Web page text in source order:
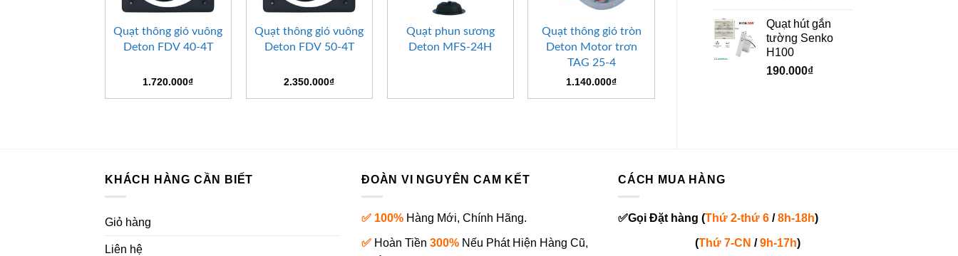
Quạt hút gắn
tường Senko
H100
190.000₫
Quạt thông gió vuông
Deton FDV 40-4T
1.720.000₫
Quạt thông gió vuông
Deton FDV 50-4T
2.350.000₫
Quạt phun sương
Deton MFS-24H
Quạt thông gió tròn
Deton Motor trơn
TAG 25-4
1.140.000₫
Quạt thông gió vuông
Deton FAG 25-4T
KHÁCH HÀNG CẦN BIẾT
Giỏ hàng
Liên hệ
ĐOÀN VI NGUYÊN CAM KẾT
✅ 100% Hàng Mới, Chính Hãng.
✅ Hoàn Tiền 300% Nếu Phát Hiện Hàng Cũ,
CÁCH MUA HÀNG
✅Gọi Đặt hàng (Thứ 2-thứ 6 /8h-18h)
(Thứ 7-CN /9h-17h)